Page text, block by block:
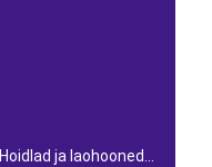
Hoidlad ja laohooned